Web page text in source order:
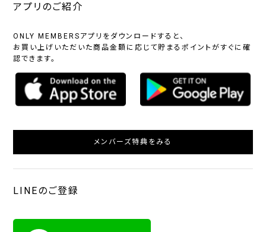
アプリのご紹介
ONLY MEMBERSアプリをダウンロードすると、
お買い上げいただいた商品金額に応じて貯まるポイントがすぐに確
認できます。
メンバーズ特典をみる
LINEのご登録